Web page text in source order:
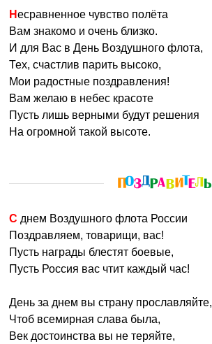
Несравненное чувство полёта
Вам знакомо и очень близко.
И для Вас в День Воздушного флота,
Тех, счастлив парить высоко,
Мои радостные поздравления!
Вам желаю в небес красоте
Пусть лишь верными будут решения
На огромной такой высоте.
С днем Воздушного флота России
Поздравляем, товарищи, вас!
Пусть награды блестят боевые,
Пусть Россия вас чтит каждый час!
День за днем вы страну прославляйте,
Чтоб всемирная слава была,
Век достоинства вы не теряйте,